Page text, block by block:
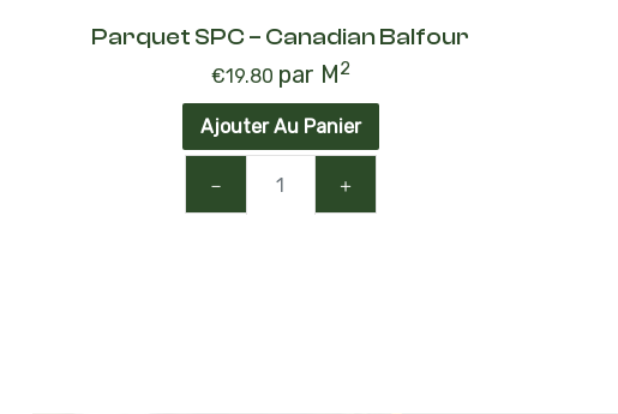
Parquet SPC – Canadian Balfour
€19.80 par M2
Ajouter Au Panier
－ ＋